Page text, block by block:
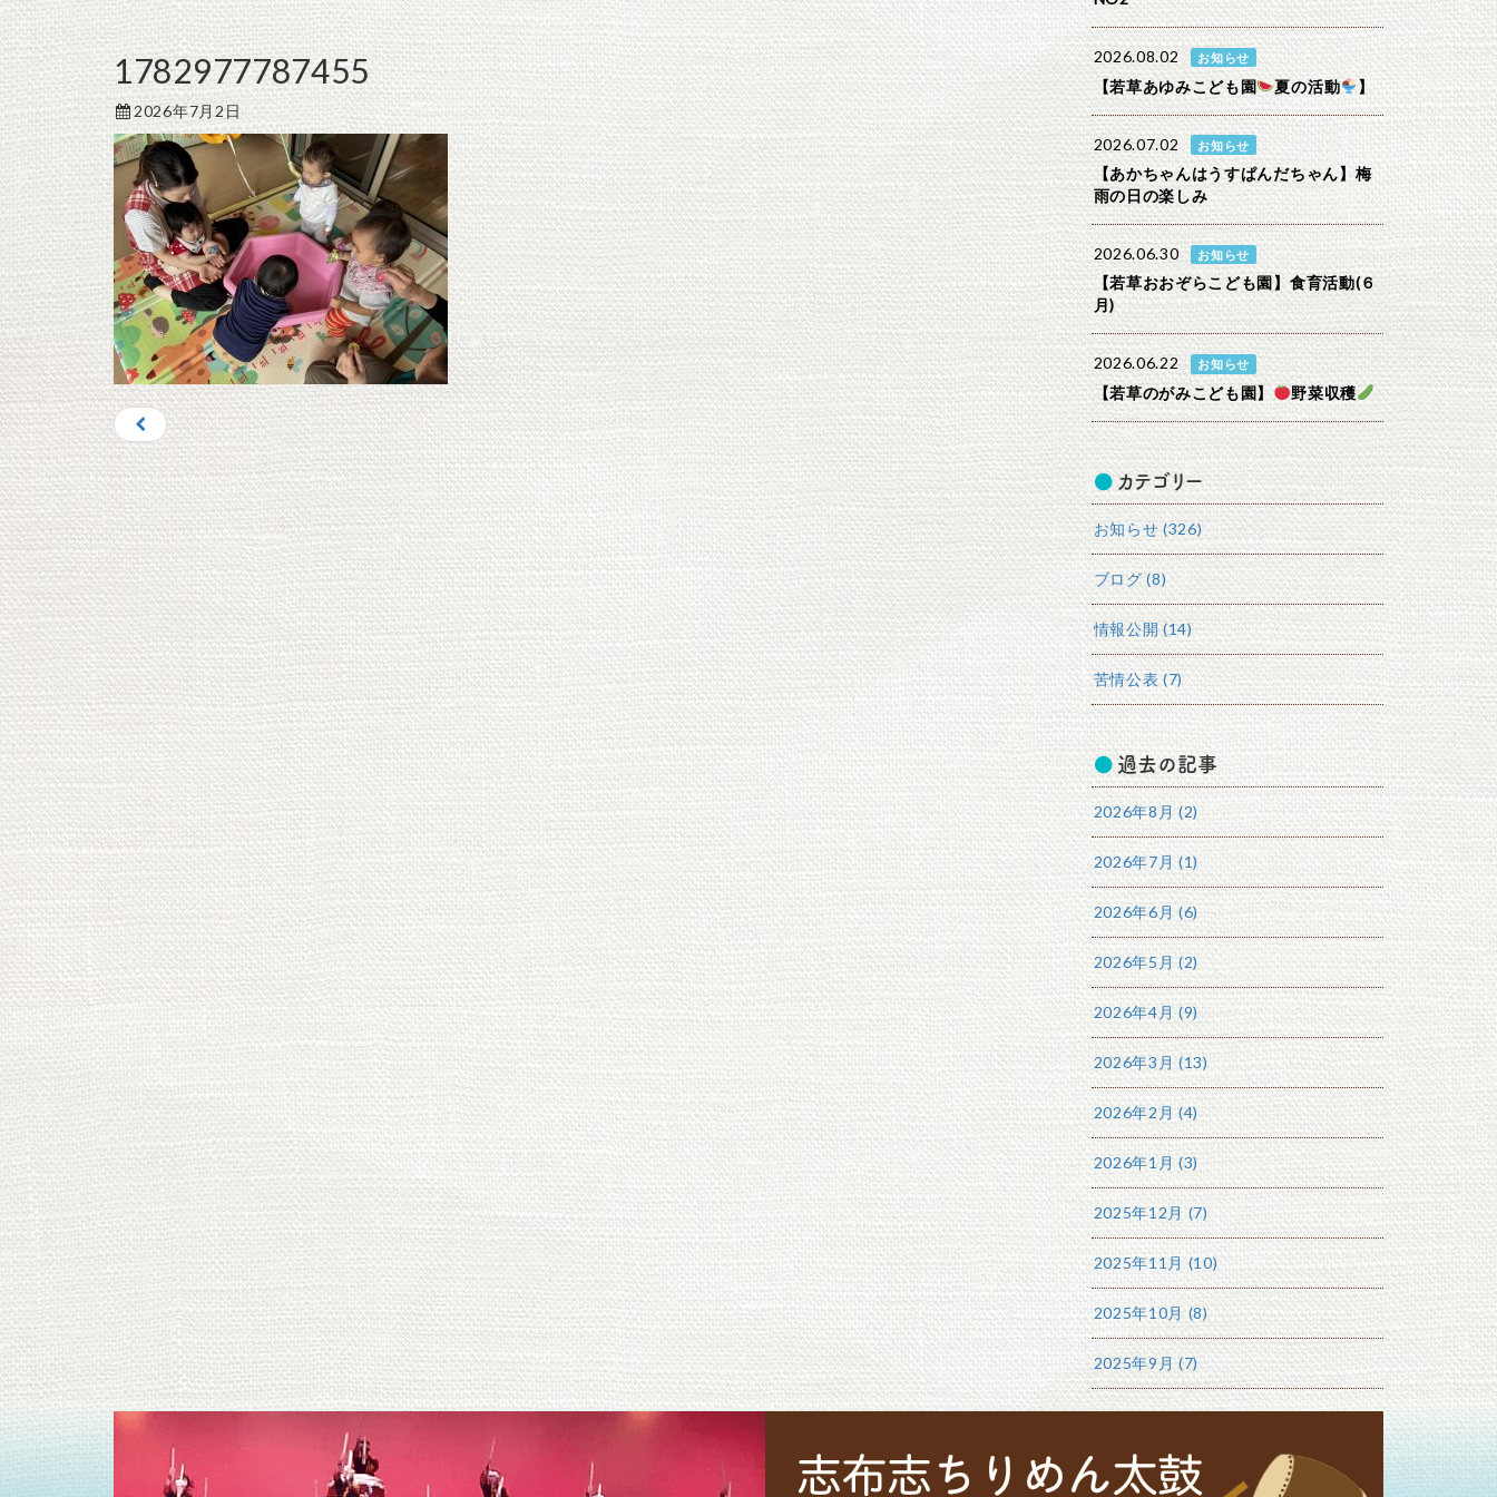
1782977787455
2026年7月2日
2026.08.02 お知らせ
【若草あゆみこども園 夏の活動 】
2026.07.02 お知らせ
【あかちゃんはうすぱんだちゃん】梅
雨の日の楽しみ
2026.06.30 お知らせ
【若草おおぞらこども園】食育活動(６
月)
2026.06.22 お知らせ
【若草のがみこども園】 野菜収穫
カテゴリー
お知らせ (326)
ブログ (8)
情報公開 (14)
苦情公表 (7)
過去の記事
2026年8月 (2)
2026年7月 (1)
2026年6月 (6)
2026年5月 (2)
2026年4月 (9)
2026年3月 (13)
2026年2月 (4)
2026年1月 (3)
2025年12月 (7)
2025年11月 (10)
2025年10月 (8)
2025年9月 (7)